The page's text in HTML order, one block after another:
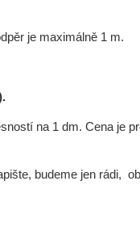
je maximálně 1 m.
na 1 dm. Cena je
budeme jen rádi,